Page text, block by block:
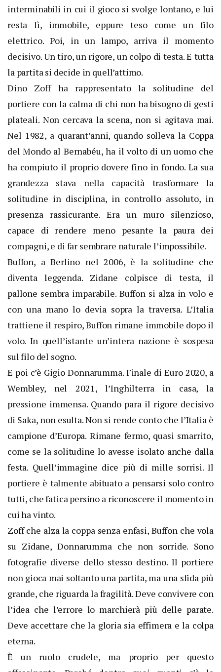
interminabili in cui il gioco si svolge lontano, e lui
resta lì, immobile, eppure teso come un filo
elettrico. Poi, in un lampo, arriva il momento
decisivo. Un tiro, un rigore, un colpo di testa. E tutta
la partita si decide in quell’attimo.
Dino Zoff ha rappresentato la solitudine del
portiere con la calma di chi non ha bisogno di gesti
plateali. Non cercava la scena, non si agitava mai.
Nel 1982, a quarant’anni, quando solleva la Coppa
del Mondo al Bernabéu, ha il volto di un uomo che
ha compiuto il proprio dovere fino in fondo. La sua
grandezza stava nella capacità trasformare la
solitudine in disciplina, in controllo assoluto, in
presenza rassicurante. Era un muro silenzioso,
capace di rendere meno pesante la paura dei
compagni, e di far sembrare naturale l’impossibile.
Buffon, a Berlino nel 2006, è la solitudine che
diventa leggenda. Zidane colpisce di testa, il
pallone sembra imparabile. Buffon si alza in volo e
con una mano lo devia sopra la traversa. L’Italia
trattiene il respiro, Buffon rimane immobile dopo il
volo. In quell’istante un’intera nazione è sospesa
sul filo del sogno.
E poi c’è Gigio Donnarumma. Finale di Euro 2020, a
Wembley, nel 2021, l’Inghilterra in casa, la
pressione immensa. Quando para il rigore decisivo
di Saka, non esulta. Non si rende conto che l’Italia è
campione d’Europa. Rimane fermo, quasi smarrito,
come se la solitudine lo avesse isolato anche dalla
festa. Quell’immagine dice più di mille sorrisi. Il
portiere è talmente abituato a pensarsi solo contro
tutti, che fatica persino a riconoscere il momento in
cui ha vinto.
Zoff che alza la coppa senza enfasi, Buffon che vola
su Zidane, Donnarumma che non sorride. Sono
fotografie diverse dello stesso destino. Il portiere
non gioca mai soltanto una partita, ma una sfida più
grande, che riguarda la fragilità. Deve convivere con
l’idea che l’errore lo marchierà più delle parate.
Deve accettare che la gloria sia effimera e la colpa
eterna.
È un ruolo crudele, ma proprio per questo